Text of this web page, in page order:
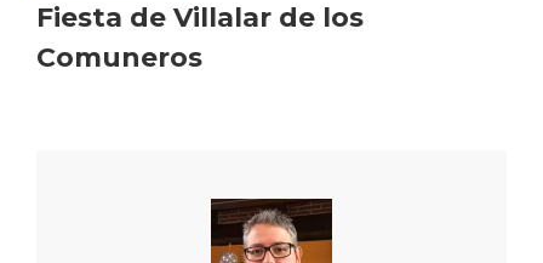
Fiesta de Villalar de los
Comuneros